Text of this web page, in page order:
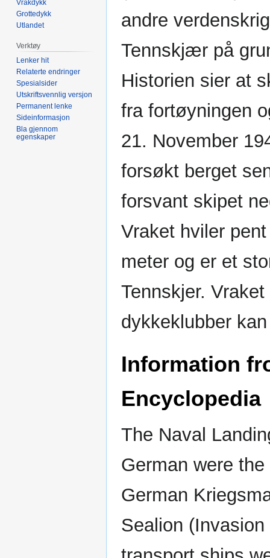
andre
Tennskjær på
Historien sier at
fra fortøyningen
21. November
forsøkt berget
forsvant skipet
Vraket hviler
meter og er et
Tennskjer.
dykkeklubber
Information
Encyclopedia
The Naval
German were
German
Sealion
Vrakdykk
Grottedykk
Utlandet
Verktøy
Lenker hit
Relaterte endringer
Spesialsider
Utskriftsvennlig versjon
Permanent lenke
Sideinformasjon
Bla gjennom
egenskaper